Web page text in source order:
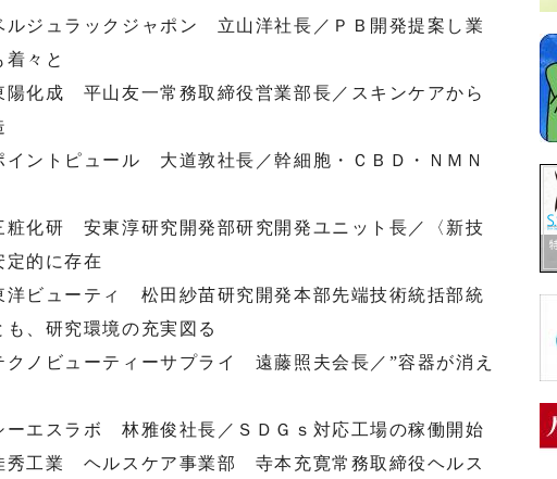
ルジュラックジャポン 立山洋社長／ＰＢ開発提案し業
々と
陽化成 平山友一常務取締役営業部長／スキンケアから
イントピュール 大道敦社長／幹細胞・ＣＢＤ・ＮＭＮ
粧化研 安東淳研究開発部研究開発ユニット長／〈新技
定的に存在
洋ビューティ 松田紗苗研究開発本部先端技術統括部統
、研究環境の充実図る
クノビューティーサプライ 遠藤照夫会長／”容器が消え
ーエスラボ 林雅俊社長／ＳＤＧｓ対応工場の稼働開始
秀工業 ヘルスケア事業部 寺本充寛常務取締役ヘルス